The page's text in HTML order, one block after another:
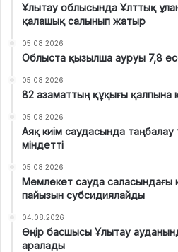
Ұлытау облысында Ұлттық
қалашық салынып жатыр
05.08.2026
Облыста қызылша ауруы 7,8
05.08.2026
82 азаматтың құқығы қалпына
05.08.2026
Аяқ киім саудасында
міндетті
05.08.2026
Мемлекет сауда саласындағы
пайызын субсидиялайды
04.08.2026
Өңір басшысы Ұлытау
аралады